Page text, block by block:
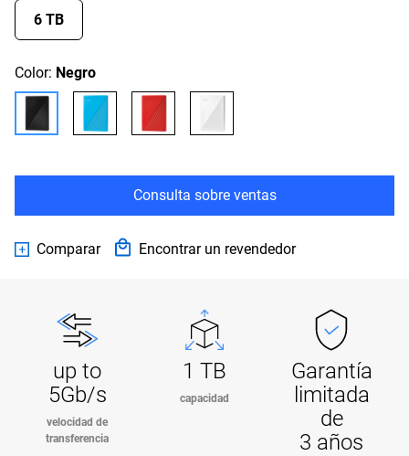
6 TB
Color: Negro
Consulta sobre ventas
Comparar Encontrar un revendedor
up to
5Gb/s
velocidad de
transferencia
1 TB
capacidad
Garantía
limitada
de
3 años